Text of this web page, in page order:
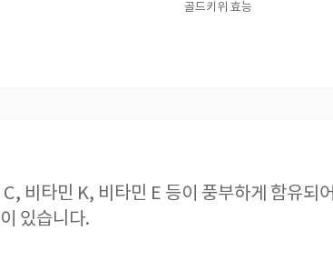
골드키위 효능
비타민 K, 비타민 E 등이 풍부하게 함유되
있습니다.